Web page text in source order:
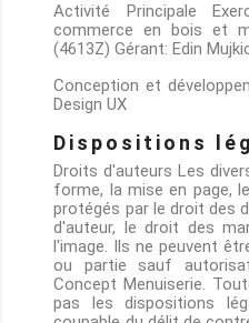
Activité Principale
commerce en bois et
(4613Z) Gérant: Edin
Conception et
Design UX
Dispositions
Droits d'auteurs Les
forme, la mise en page,
protégés par le droit des
d'auteur, le droit des
l'image. Ils ne peuvent
ou partie sauf
Concept Menuiserie.
pas les dispositions